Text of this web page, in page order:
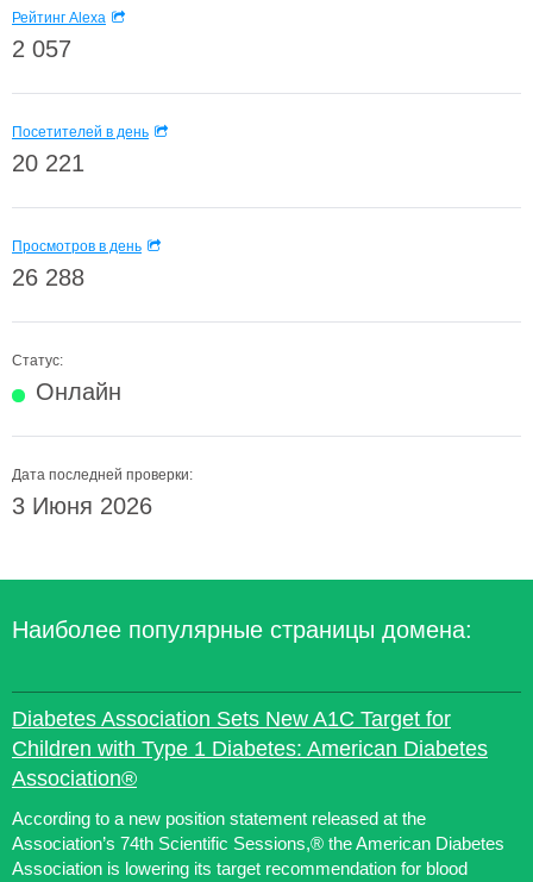
Рейтинг Alexa
2 057
Посетителей в день
20 221
Просмотров в день
26 288
Статус:
Онлайн
Дата последней проверки:
3 Июня 2026
Наиболее популярные страницы домена:
Diabetes Association Sets New A1C Target for
Children with Type 1 Diabetes: American Diabetes
Association®
According to a new position statement released at the
Association’s 74th Scientific Sessions,® the American Diabetes
Association is lowering its target recommendation for blood